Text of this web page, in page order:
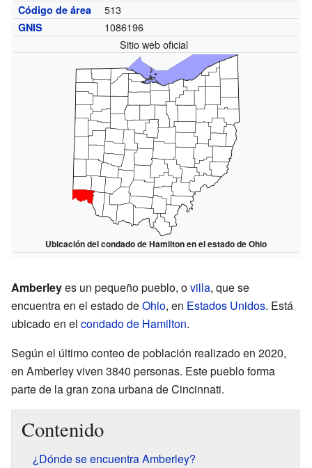
Código de área 513
GNIS
1086196
Sitio web oficial
Ubicación del condado de Hamilton en el estado de Ohio
Amberleyes un pequeño pueblo, ovilla, que se
encuentra en el estado deOhio, en Estados Unidos. Está
ubicado en el condado de Hamilton.
Según el último conteo de población realizado en 2020,
en Amberley viven 3840 personas. Este pueblo forma
parte de la gran zona urbana de Cincinnati.
Contenido
¿Dónde se encuentra Amberley?